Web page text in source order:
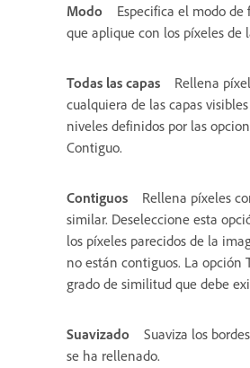
Modo
Especifica el modo
que aplique con los píxeles de
Todas las capas
Rellena
cualquiera de las capas
niveles definidos por las
Contiguo.
Contiguos
Rellena píxeles
similar. Deseleccione esta
los píxeles parecidos de la
no están contiguos. La opción
grado de similitud que debe
Suavizado
Suaviza los
se ha rellenado.